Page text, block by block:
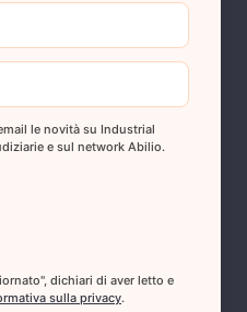
le novità su Industrial
e sul network Abilio.
dichiari di aver letto e
sulla privacy.